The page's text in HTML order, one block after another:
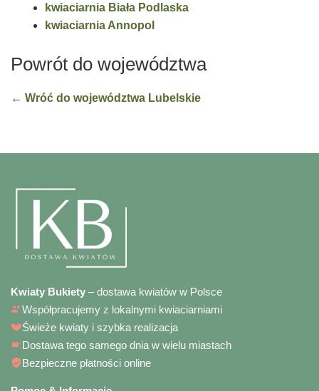
kwiaciarnia Biała Podlaska
kwiaciarnia Annopol
Powrót do województwa
← Wróć do województwa Lubelskie
Kwiaty Bukiety – dostawa kwiatów w Polsce
Współpracujemy z lokalnymi kwiaciarniami
Świeże kwiaty i szybka realizacja
Dostawa tego samego dnia w wielu miastach
Bezpieczne płatności online